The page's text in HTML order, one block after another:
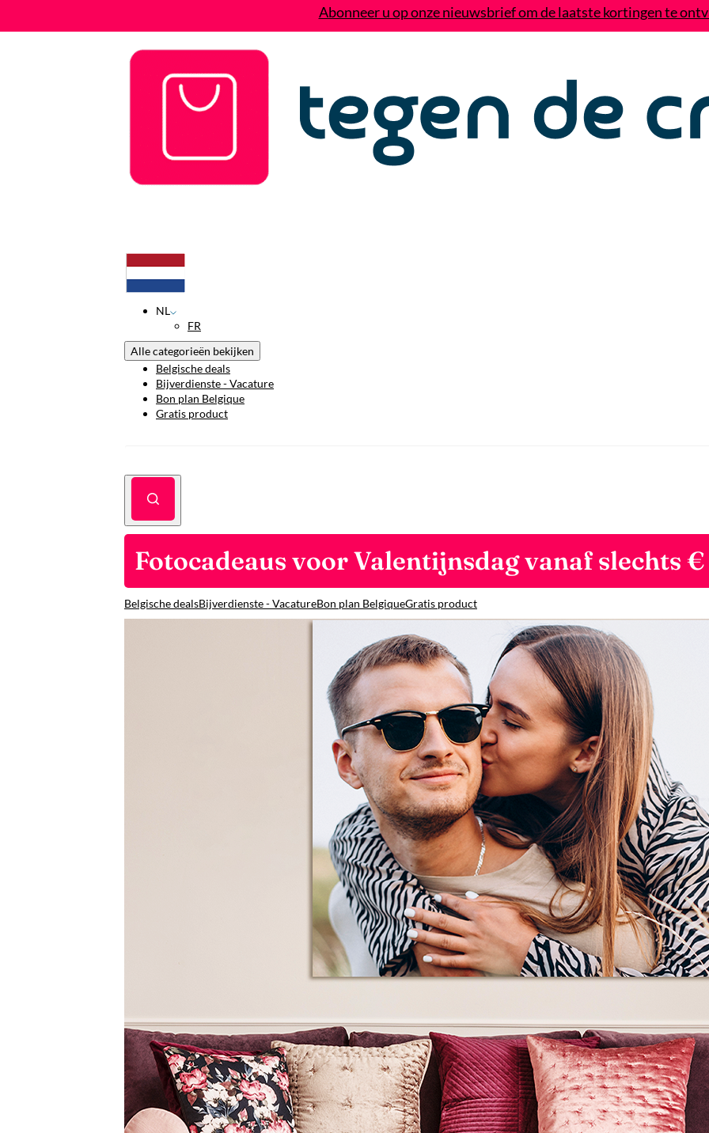
Abonneer u op onze nieuwsbrief om de laatste kortingen te
NL
FR
Alle categorieën bekijken
Belgische deals
Bijverdienste - Vacature
Bon plan Belgique
Gratis product
Fotocadeaus voor Valentijnsdag vanaf slechts €
Belgische dealsBijverdienste - VacatureBon plan BelgiqueGratis product